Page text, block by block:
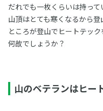
だれでも一枚くらいは持って
山頂はとても寒くなるから登
ところが登山でヒートテック
何故でしょうか？
山のベテランはヒー